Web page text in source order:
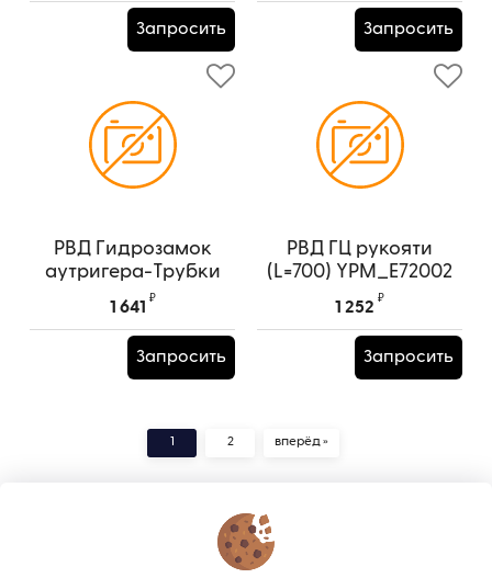
Запросить Запросить
РВД Гидрозамок
аутригера-Трубки
(L=1300 К19ш/К22г)
YPM_E72007
YPM_E72007
1 641
₽
Запросить
РВД ГЦ рукояти
(L=700) YPM_E72002
YPM_E72002
1 252
₽
Запросить
1 2 вперёд »